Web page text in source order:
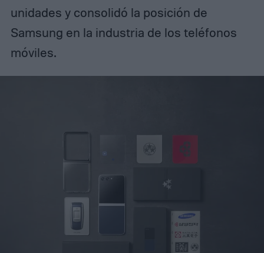
unidades y consolidó la posición de
Samsung en la industria de los teléfonos
móviles.